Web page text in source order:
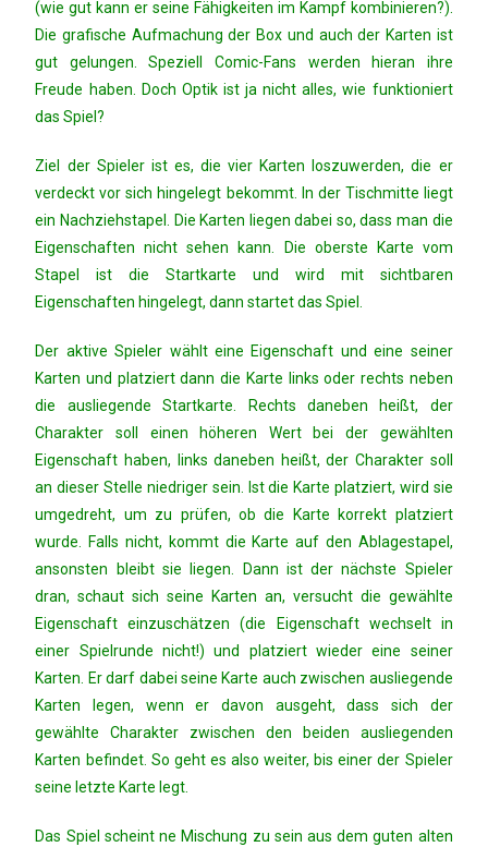
(wie gut kann er seine Fähigkeiten im Kampf kombinieren?).
Die grafische Aufmachung der Box und auch der Karten ist
gut gelungen. Speziell Comic-Fans werden hieran ihre
Freude haben. Doch Optik ist ja nicht alles, wie funktioniert
das Spiel?
Ziel der Spieler ist es, die vier Karten loszuwerden, die er
verdeckt vor sich hingelegt bekommt. In der Tischmitte liegt
ein Nachziehstapel. Die Karten liegen dabei so, dass man die
Eigenschaften nicht sehen kann. Die oberste Karte vom
Stapel ist die Startkarte und wird mit sichtbaren
Eigenschaften hingelegt, dann startet das Spiel.
Der aktive Spieler wählt eine Eigenschaft und eine seiner
Karten und platziert dann die Karte links oder rechts neben
die ausliegende Startkarte. Rechts daneben heißt, der
Charakter soll einen höheren Wert bei der gewählten
Eigenschaft haben, links daneben heißt, der Charakter soll
an dieser Stelle niedriger sein. Ist die Karte platziert, wird sie
umgedreht, um zu prüfen, ob die Karte korrekt platziert
wurde. Falls nicht, kommt die Karte auf den Ablagestapel,
ansonsten bleibt sie liegen. Dann ist der nächste Spieler
dran, schaut sich seine Karten an, versucht die gewählte
Eigenschaft einzuschätzen (die Eigenschaft wechselt in
einer Spielrunde nicht!) und platziert wieder eine seiner
Karten. Er darf dabei seine Karte auch zwischen ausliegende
Karten legen, wenn er davon ausgeht, dass sich der
gewählte Charakter zwischen den beiden ausliegenden
Karten befindet. So geht es also weiter, bis einer der Spieler
seine letzte Karte legt.
Das Spiel scheint ne Mischung zu sein aus dem guten alten